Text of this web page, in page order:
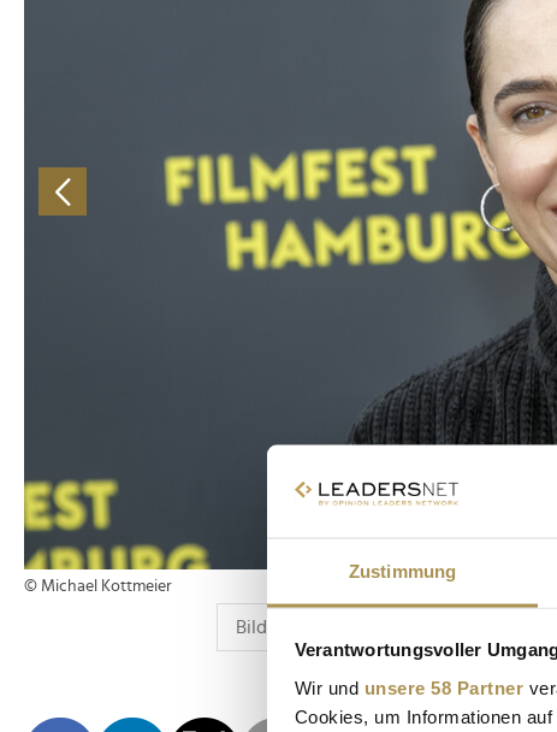
Zustimmung
Verantwortungsvoller
Wir und unsere 58 Partner
Cookies, um Informationen
© Michael Kottmeier